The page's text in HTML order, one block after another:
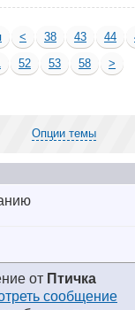
< 38 43 44
52 53 58
>
Опции темы
от Птичка